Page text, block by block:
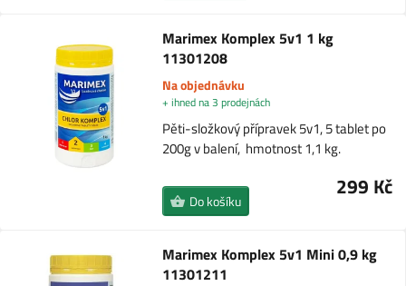
Marimex Komplex 5v1 1 kg
11301208
Na objednávku
+ ihned na 3 prodejnách
Pěti-složkový přípravek 5v1, 5 tablet po
200g v balení, hmotnost 1,1 kg.
299 Kč
Do košíku
Marimex Komplex 5v1 Mini 0,9 kg
11301211